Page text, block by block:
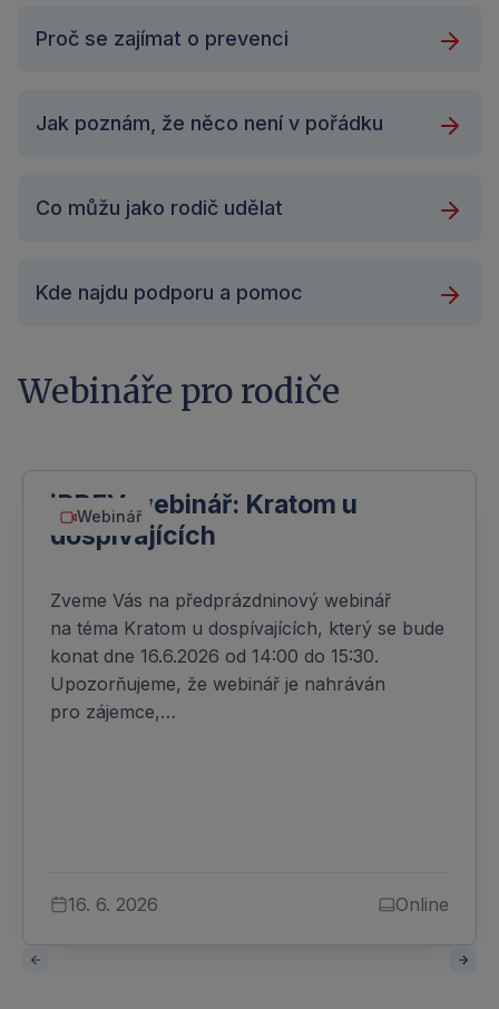
Proč se zajímat o prevenci
Jak poznám, že něco není v pořádku
Co můžu jako rodič udělat
Kde najdu podporu a pomoc
Webináře pro rodiče
Webinář
iPREV webinář: Kratom u
dospívajících
Zveme Vás na předprázdninový webinář
na téma Kratom u dospívajících, který se bude
konat dne 16.6.2026 od 14:00 do 15:30.
Upozorňujeme, že webinář je nahráván
pro zájemce,…
16. 6. 2026 Online